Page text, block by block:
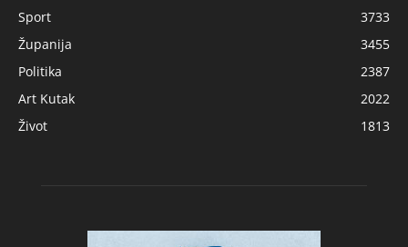
Sport
3733
Županija
3455
Politika
2387
Art Kutak
2022
Život
1813